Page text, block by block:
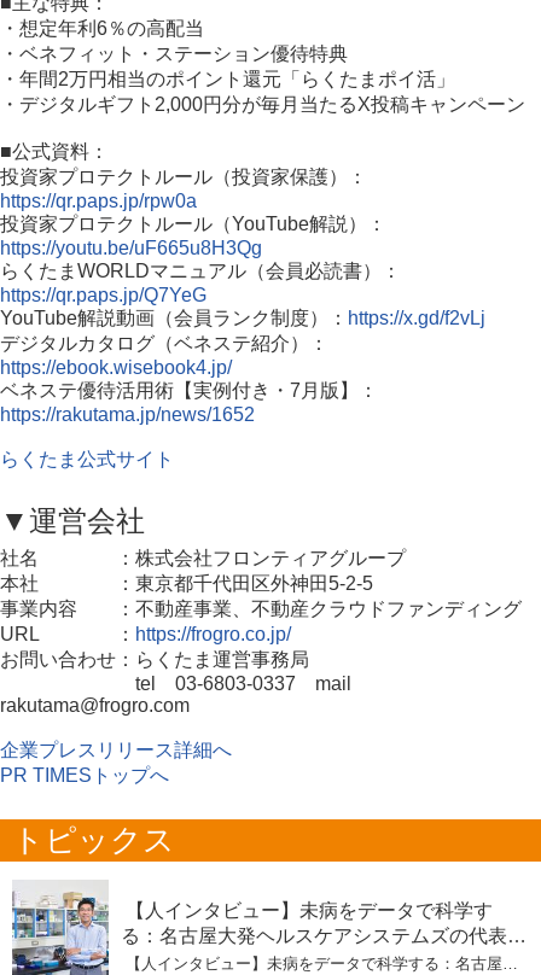
・想定年利6％の高配当
・ベネフィット・ステーション優待特典
・年間2万円相当のポイント還元「らくたまポイ活」
・デジタルギフト2,000円分が毎月当たるX投稿キャンペーン
■公式資料：
投資家プロテクトルール（投資家保護）：
https://qr.paps.jp/rpw0a
投資家プロテクトルール（YouTube解説）：
https://youtu.be/uF665u8H3Qg
らくたまWORLDマニュアル（会員必読書）：
https://qr.paps.jp/Q7YeG
YouTube解説動画（会員ランク制度）： https://x.gd/f2vLj
デジタルカタログ（ベネステ紹介）：
https://ebook.wisebook4.jp/
ベネステ優待活用術【実例付き・7月版】：
https://rakutama.jp/news/1652
らくたま公式サイト
▼運営会社
社名 ：株式会社フロンティアグループ
本社 ：東京都千代田区外神田5-2-5
事業内容 ：不動産事業、不動産クラウドファンディング
URL ： https://frogro.co.jp/
お問い合わせ：らくたま運営事務局
tel 03-6803-0337 mail
rakutama@frogro.com
企業プレスリリース詳細へ
PR TIMESトップへ
トピックス
【人インタビュー】未病をデータで科学す
る：名古屋大発ヘルスケアシステムズの代表取
締役社長・瀧本陽介 【下】「人生80年の暇つ
【人インタビュー】未病をデータで科学する：名古屋大